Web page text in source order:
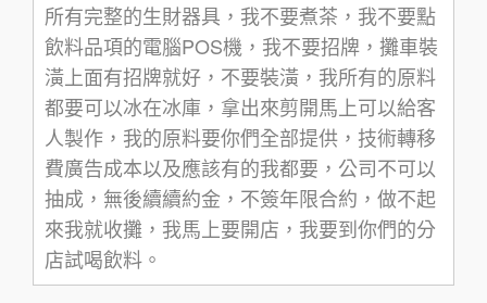
所有完整的生財器具，我不要煮茶，我不要點
飲料品項的電腦POS機，我不要招牌，攤車裝
潢上面有招牌就好，不要裝潢，我所有的原料
都要可以冰在冰庫，拿出來剪開馬上可以給客
人製作，我的原料要你們全部提供，技術轉移
費廣告成本以及應該有的我都要，公司不可以
抽成，無後續續約金，不簽年限合約，做不起
來我就收攤，我馬上要開店，我要到你們的分
店試喝飲料。